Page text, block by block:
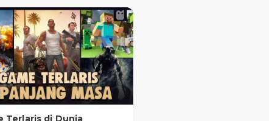
Terlaris di Dunia